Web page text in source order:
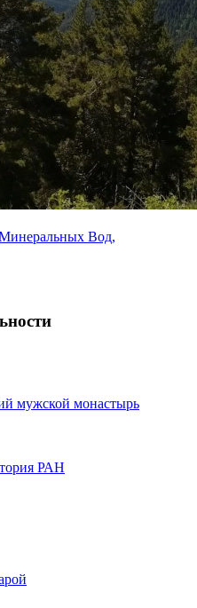
Вод,
мужской монастырь
РАН